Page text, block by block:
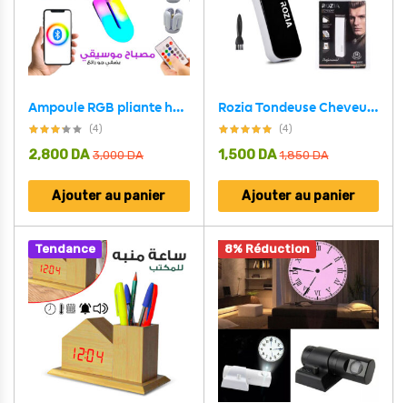
Ampoule RGB pliante haut-parleur Bluetooth, télécommande E27,48W
(4)
3,000DA
2,800 DA
Ajouter au panier
Rozia Tondeuse Cheveux et barbes Rechargeable Sans fil HQ207
(4)
1,850DA
1,500 DA
Ajouter au panier
Tendance 8% Réduction